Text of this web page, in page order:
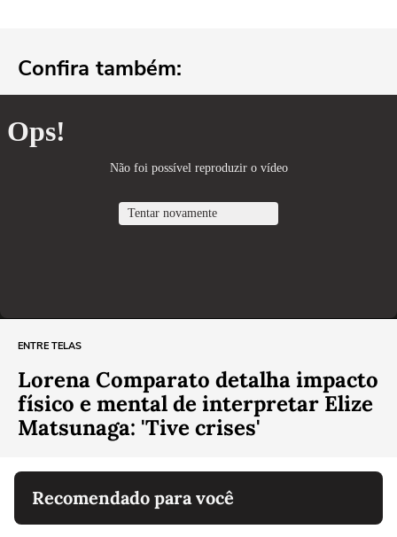
Confira também:
ENTRE TELAS
Lorena Comparato detalha impacto
físico e mental de interpretar Elize
Matsunaga: 'Tive crises'
Recomendado para você